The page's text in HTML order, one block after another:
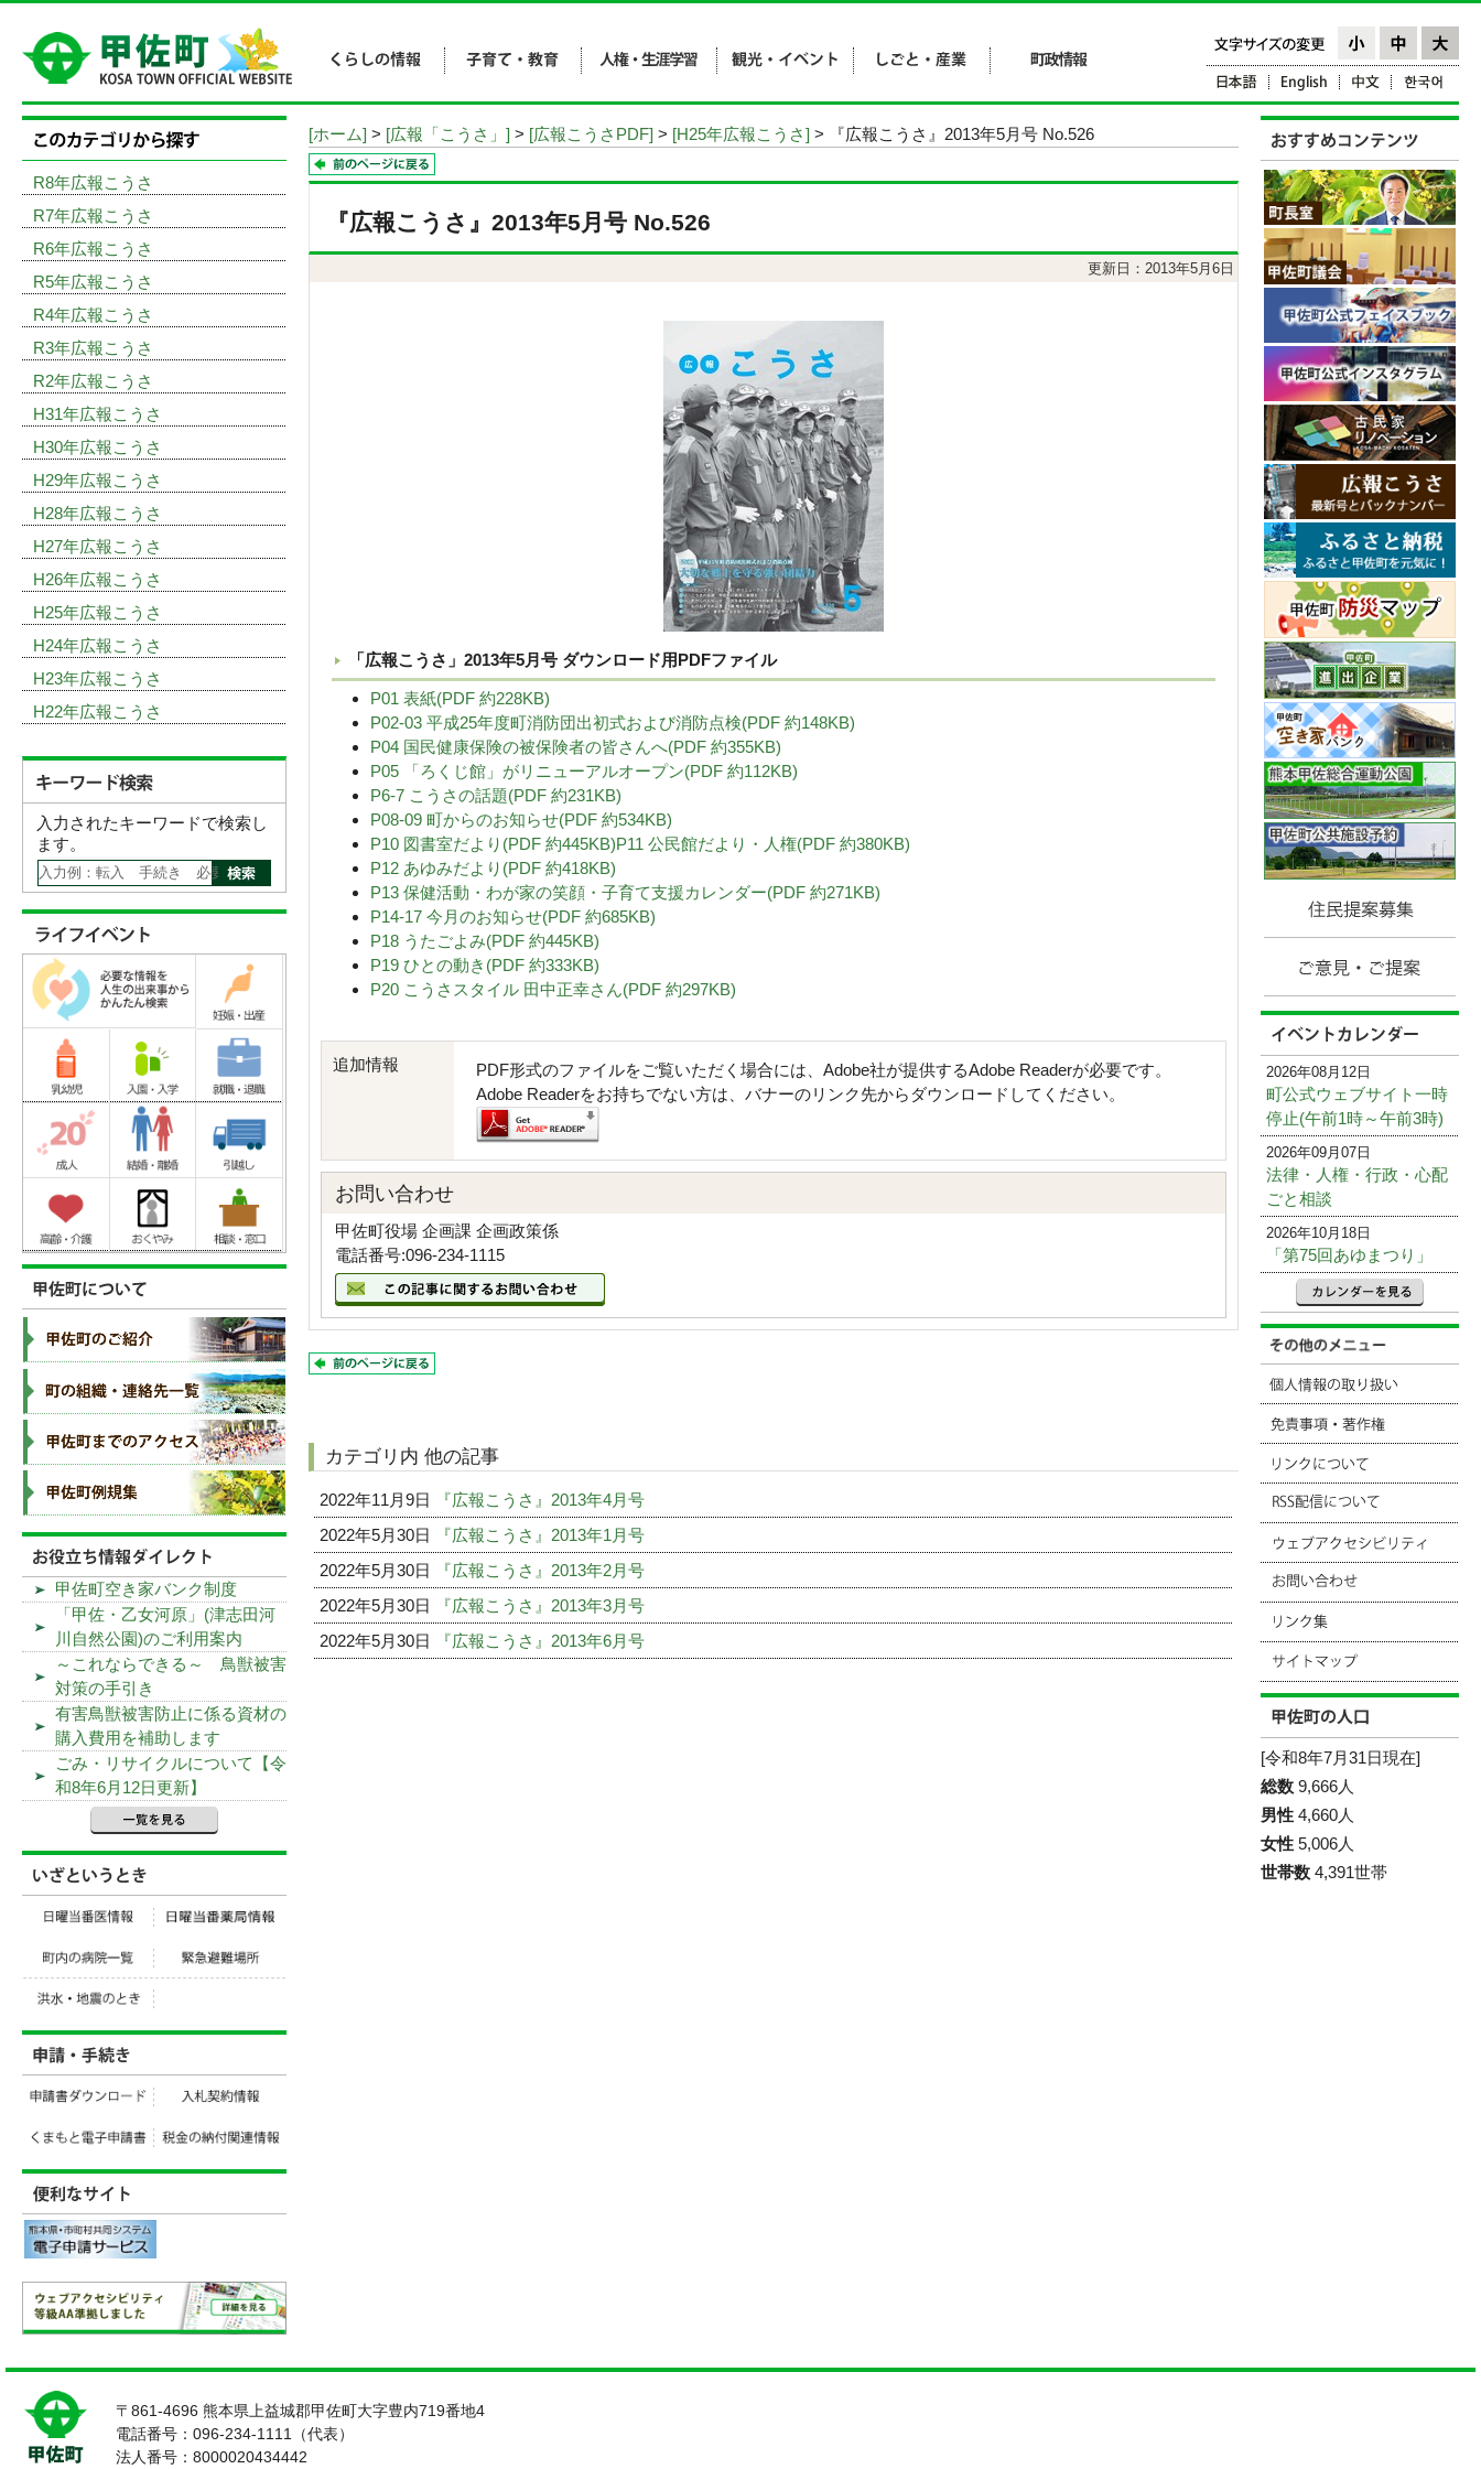
[ホーム] > [広報「こうさ」] > [広報こうさPDF] > [H25年広報こうさ] > 『広報こうさ』2013年5月号 No.526
『広報こうさ』2013年5月号 No.526
更新日：2013年5月6日
「広報こうさ」2013年5月号 ダウンロード用PDFファイル
P01 表紙(PDF 約228KB)
P02-03 平成25年度町消防団出初式および消防点検(PDF 約148KB)
P04 国民健康保険の被保険者の皆さんへ(PDF 約355KB)
P05 「ろくじ館」がリニューアルオープン(PDF 約112KB)
P6-7 こうさの話題(PDF 約231KB)
P08-09 町からのお知らせ(PDF 約534KB)
P10 図書室だより(PDF 約445KB)P11 公民館だより・人権(PDF 約380KB)
P12 あゆみだより(PDF 約418KB)
P13 保健活動・わが家の笑顔・子育て支援カレンダー(PDF 約271KB)
P14-17 今月のお知らせ(PDF 約685KB)
P18 うたごよみ(PDF 約445KB)
P19 ひとの動き(PDF 約333KB)
P20 こうさスタイル 田中正幸さん(PDF 約297KB)
追加情報
PDF形式のファイルをご覧いただく場合には、Adobe社が提供するAdobe Readerが必要です。
Adobe Readerをお持ちでない方は、バナーのリンク先からダウンロードしてください。
お問い合わせ
甲佐町役場 企画課 企画政策係
電話番号:096-234-1115
カテゴリ内 他の記事
2022年11月9日
『広報こうさ』2013年4月号
2022年5月30日
『広報こうさ』2013年1月号
2022年5月30日
『広報こうさ』2013年2月号
2022年5月30日
『広報こうさ』2013年3月号
2022年5月30日
『広報こうさ』2013年6月号
2026年08月12日
町公式ウェブサイト一時
停止(午前1時～午前3時)
2026年09月07日
法律・人権・行政・心配
ごと相談
2026年10月18日
「第75回あゆまつり」
[令和8年7月31日現在]
総数 9,666人
男性 4,660人
女性 5,006人
世帯数 4,391世帯
R8年広報こうさ
R7年広報こうさ
R6年広報こうさ
R5年広報こうさ
R4年広報こうさ
R3年広報こうさ
R2年広報こうさ
H31年広報こうさ
H30年広報こうさ
H29年広報こうさ
H28年広報こうさ
H27年広報こうさ
H26年広報こうさ
H25年広報こうさ
H24年広報こうさ
H23年広報こうさ
H22年広報こうさ
入力されたキーワードで検索し
ます。
甲佐町空き家バンク制度
「甲佐・乙女河原」(津志田河
川自然公園)のご利用案内
～これならできる～ 鳥獣被害
対策の手引き
有害鳥獣被害防止に係る資材の
購入費用を補助します
ごみ・リサイクルについて【令
和8年6月12日更新】
〒861-4696 熊本県上益城郡甲佐町大字豊内719番地4
電話番号：096-234-1111（代表）
法人番号：8000020434442